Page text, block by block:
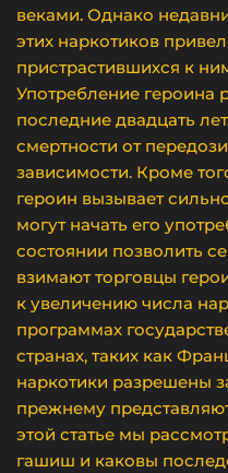
веками. Однако
этих наркотиков
пристрастившихся к
Употребление героина
последние двадцать
смертности от
зависимости. Кроме
героин вызывает
могут начать его
состоянии позволить
взимают торговцы
к увеличению числа
программах
странах, таких как
наркотики разрешены
прежнему
этой статье мы
гашиш и каковы